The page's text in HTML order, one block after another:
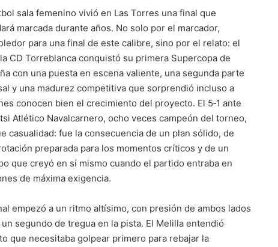
sala femenino vivió en Las Torres una final que
marcada durante años. No solo por el marcador,
para una final de este calibre, sino por el relato: el
CD Torreblanca conquistó su primera Supercopa de
con una puesta en escena valiente, una segunda parte
y una madurez competitiva que sorprendió incluso a
conocen bien el crecimiento del proyecto. El 5‑1 ante
Atlético Navalcarnero, ocho veces campeón del torneo,
casualidad: fue la consecuencia de un plan sólido, de
preparada para los momentos críticos y de un
que creyó en sí mismo cuando el partido entraba en
de máxima exigencia.
empezó a un ritmo altísimo, con presión de ambos lados
segundo de tregua en la pista. El Melilla entendió
que necesitaba golpear primero para rebajar la